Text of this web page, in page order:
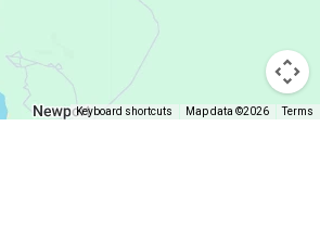
Keyboard shortcuts Map data ©2026 Terms